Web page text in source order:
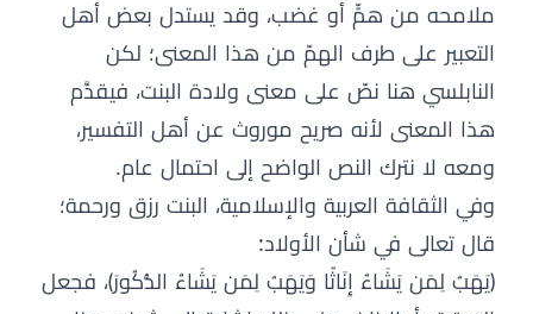
ملامحه من همٍّ أو غضب، وقد يستدل بعض أهل
التعبير على طرف الهمّ من هذا المعنى؛ لكن
النابلسي هنا نصّ على معنى ولادة البنت، فيقدَّم
هذا المعنى لأنه صريح موروث عن أهل التفسير،
ومعه لا نترك النص الواضح إلى احتمال عام.
وفي الثقافة العربية والإسلامية، البنت رزق ورحمة؛
قال تعالى في شأن الأولاد:
﴿يَهَبُ لِمَن يَشَاءُ إِنَاثًا وَيَهَبُ لِمَن يَشَاءُ الذُّكُورَ﴾، فجعل